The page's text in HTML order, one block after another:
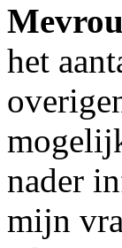
het
nader
mijn